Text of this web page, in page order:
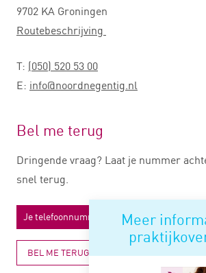
Meer
9702 KA Groningen
Routebeschrijving
T: (050) 520 53 00
E: info@noordnegentig.nl
Bel me terug
Dringende vraag? Laat je nummer
snel terug.
BEL ME TERUG